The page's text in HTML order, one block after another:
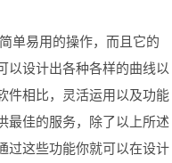
单易用的操作，而且它的
以设计出各种各样的曲线以
件相比，灵活运用以及功能
最佳的服务，除了以上所述
过这些功能你就可以在设计